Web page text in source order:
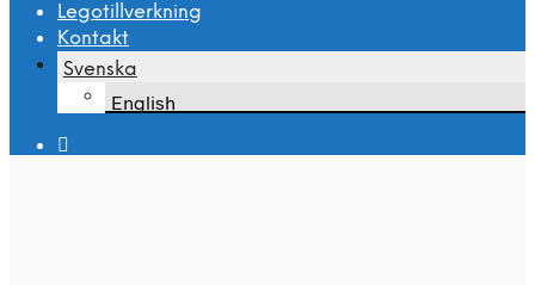
Legotillverkning
Kontakt
Svenska
English